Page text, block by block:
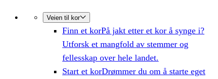
Veien til kor
Finn et korPå jakt etter et kor å synge i?
Utforsk et mangfold av stemmer og
fellesskap over hele landet.
Start et korDrømmer du om å starte eget